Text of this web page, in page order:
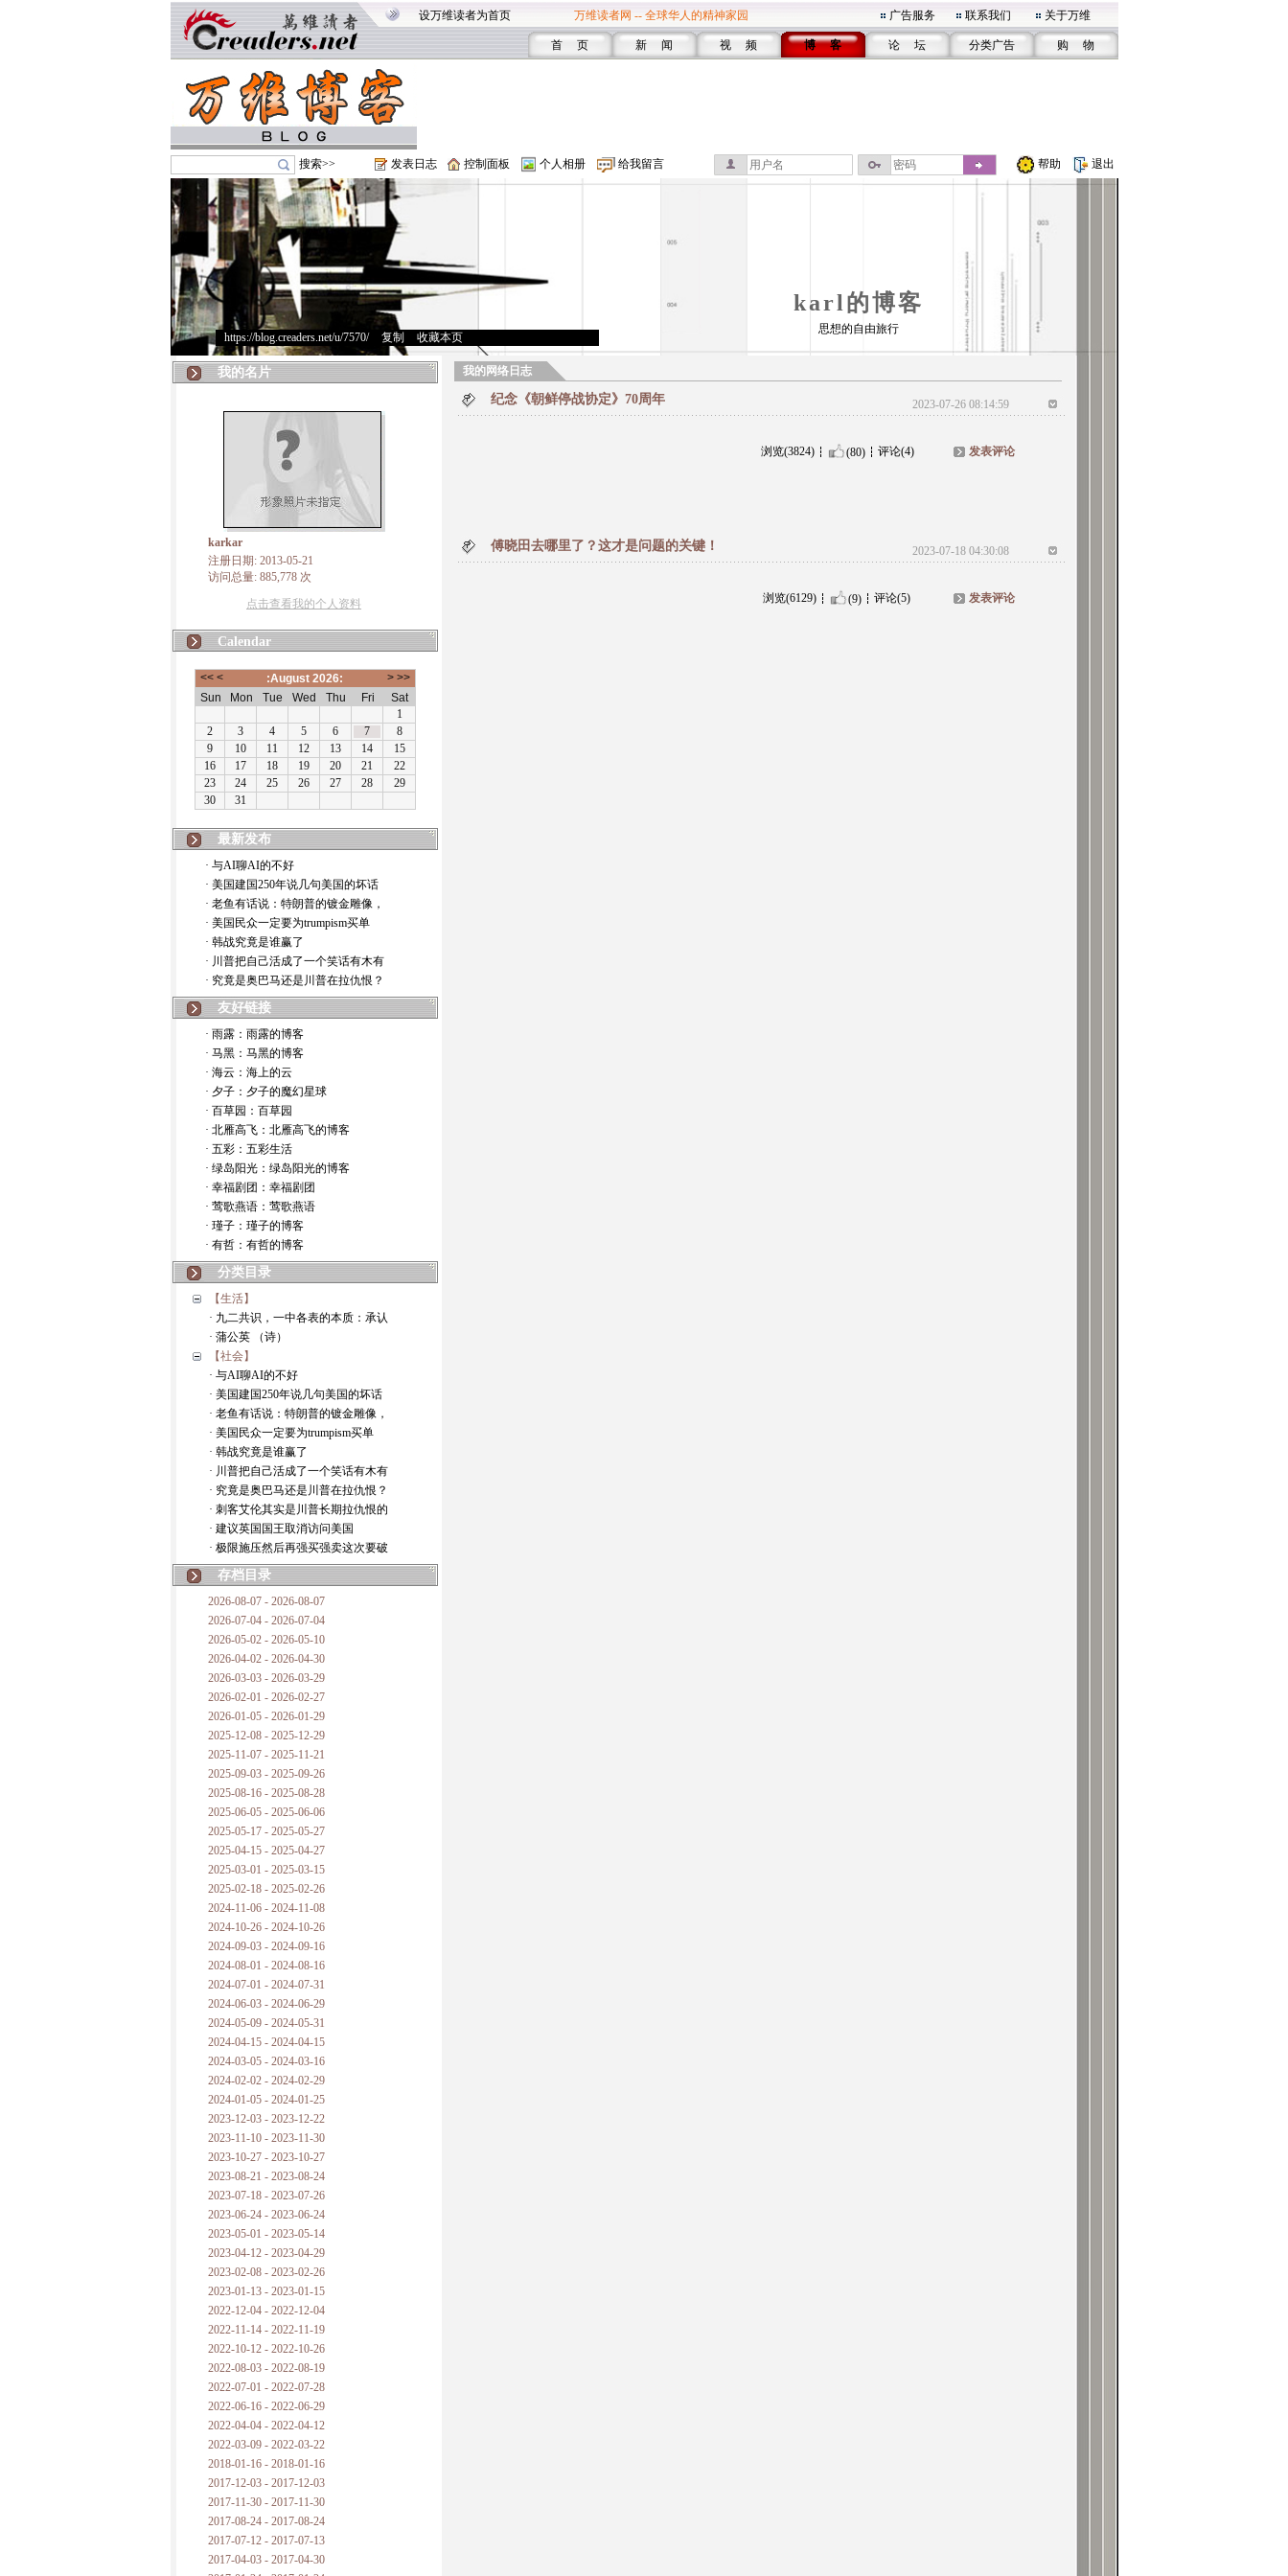
设万维读者为首页 万维读者网 -- 全球华人的精神家园 广告服务 联系我们 关于万维
首 页 新 闻 视 频 博 客 论 坛 分类广告 购 物
搜索>> 发表日志 控制面板 个人相册 给我留言 帮助 退出
karl的博客
https://blog.creaders.net/u/7570/> 复制 收藏本页
思想的自由旅行
我的名片
karkar
注册日期: 2013-05-21
访问总量: 885,778 次
点击查看我的个人资料
Calendar
最新发布
· 与AI聊AI的不好
· 美国建国250年说几句美国的坏话
· 老鱼有话说：特朗普的镀金雕像，
· 美国民众一定要为trumpism买单
· 韩战究竟是谁赢了
· 川普把自己活成了一个笑话有木有
· 究竟是奥巴马还是川普在拉仇恨？
友好链接
· 雨露：雨露的博客
· 马黑：马黑的博客
· 海云：海上的云
· 夕子：夕子的魔幻星球
· 百草园：百草园
· 北雁高飞：北雁高飞的博客
· 五彩：五彩生活
· 绿岛阳光：绿岛阳光的博客
· 幸福剧团：幸福剧团
· 莺歌燕语：莺歌燕语
· 瑾子：瑾子的博客
· 有哲：有哲的博客
分类目录
【生活】
· 九二共识，一中各表的本质：承认
· 蒲公英 （诗）
【社会】
· 与AI聊AI的不好
· 美国建国250年说几句美国的坏话
· 老鱼有话说：特朗普的镀金雕像，
· 美国民众一定要为trumpism买单
· 韩战究竟是谁赢了
· 川普把自己活成了一个笑话有木有
· 究竟是奥巴马还是川普在拉仇恨？
· 刺客艾伦其实是川普长期拉仇恨的
· 建议英国国王取消访问美国
· 极限施压然后再强买强卖这次要破
存档目录
2026-08-07 - 2026-08-07
2026-07-04 - 2026-07-04
2026-05-02 - 2026-05-10
2026-04-02 - 2026-04-30
2026-03-03 - 2026-03-29
2026-02-01 - 2026-02-27
2026-01-05 - 2026-01-29
2025-12-08 - 2025-12-29
2025-11-07 - 2025-11-21
2025-09-03 - 2025-09-26
2025-08-16 - 2025-08-28
2025-06-05 - 2025-06-06
2025-05-17 - 2025-05-27
2025-04-15 - 2025-04-27
2025-03-01 - 2025-03-15
2025-02-18 - 2025-02-26
2024-11-06 - 2024-11-08
2024-10-26 - 2024-10-26
2024-09-03 - 2024-09-16
2024-08-01 - 2024-08-16
2024-07-01 - 2024-07-31
2024-06-03 - 2024-06-29
2024-05-09 - 2024-05-31
2024-04-15 - 2024-04-15
2024-03-05 - 2024-03-16
2024-02-02 - 2024-02-29
2024-01-05 - 2024-01-25
2023-12-03 - 2023-12-22
2023-11-10 - 2023-11-30
2023-10-27 - 2023-10-27
2023-08-21 - 2023-08-24
2023-07-18 - 2023-07-26
2023-06-24 - 2023-06-24
2023-05-01 - 2023-05-14
2023-04-12 - 2023-04-29
2023-02-08 - 2023-02-26
2023-01-13 - 2023-01-15
2022-12-04 - 2022-12-04
2022-11-14 - 2022-11-19
2022-10-12 - 2022-10-26
2022-08-03 - 2022-08-19
2022-07-01 - 2022-07-28
2022-06-16 - 2022-06-29
2022-04-04 - 2022-04-12
2022-03-09 - 2022-03-22
2018-01-16 - 2018-01-16
2017-12-03 - 2017-12-03
2017-11-30 - 2017-11-30
2017-08-24 - 2017-08-24
2017-07-12 - 2017-07-13
2017-04-03 - 2017-04-30
我的网络日志
纪念《朝鲜停战协定》70周年 2023-07-26 08:14:59
浏览(3824) (80) 评论(4) 发表评论
傅晓田去哪里了？这才是问题的关键！ 2023-07-18 04:30:08
浏览(6129) (9) 评论(5) 发表评论